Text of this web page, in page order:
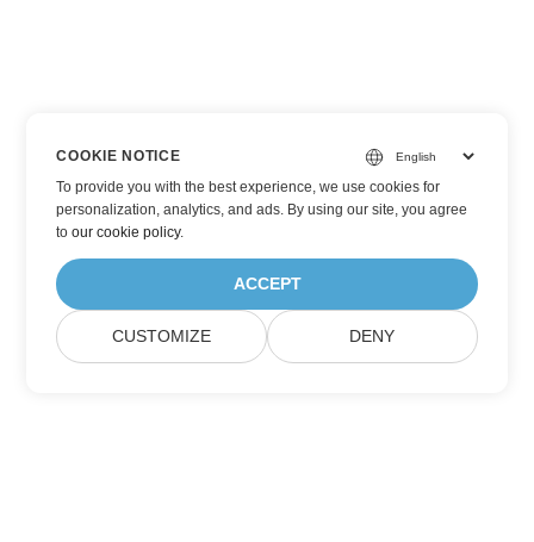
COOKIE NOTICE
To provide you with the best experience, we use cookies for
personalization, analytics, and ads. By using our site, you agree
toour cookie policy.
ACCEPT
CUSTOMIZE DENY